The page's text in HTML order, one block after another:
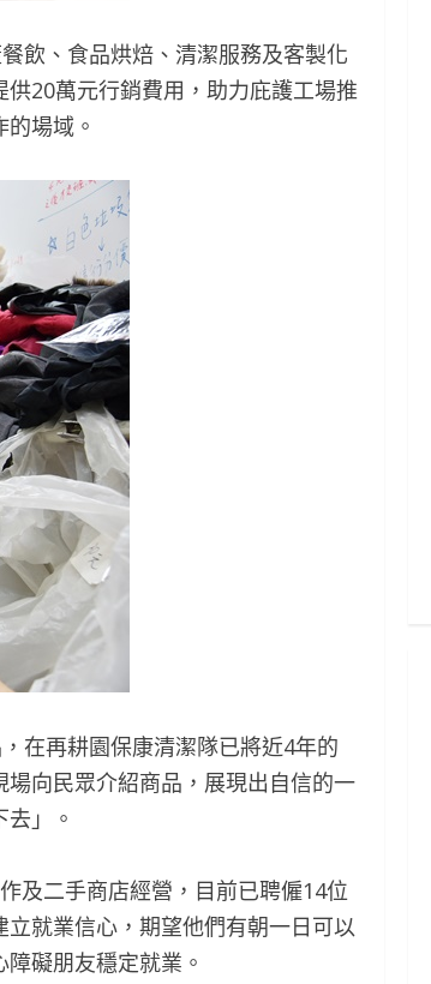
飲、食品烘焙、清潔服務及客製化
20萬元行銷費用，助力庇護工場推
場域。
在再耕園保康清潔隊已將近4年的
向民眾介紹商品，展現出自信的一
」。
及二手商店經營，目前已聘僱14位
就業信心，期望他們有朝一日可以
礙朋友穩定就業。